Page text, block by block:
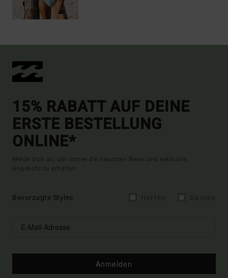
15% RABATT AUF DEINE
ERSTE BESTELLUNG
ONLINE*
Melde dich an, um immer die neuesten News und exklusive
Angebote zu erhalten.
Bevorzugte Styles
Anmelden